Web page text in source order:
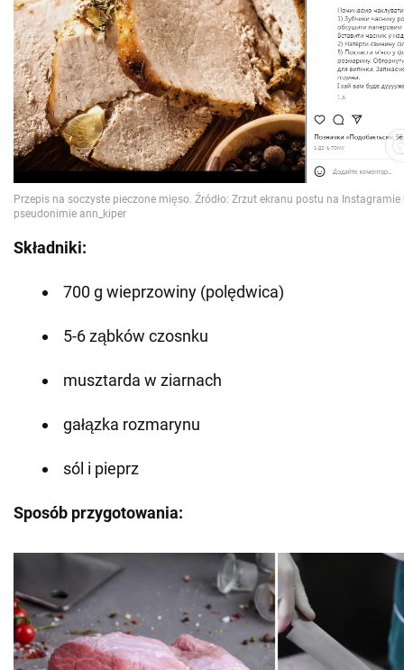
Składniki:
700 g wieprzowiny (polędwica)
5-6 ząbków czosnku
musztarda w ziarnach
gałązka rozmarynu
sól i pieprz
Sposób przygotowania: